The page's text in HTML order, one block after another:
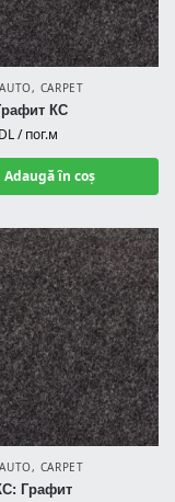
, CARPET
КС
/ пог.м
Adaugă în coș
, CARPET
Графит